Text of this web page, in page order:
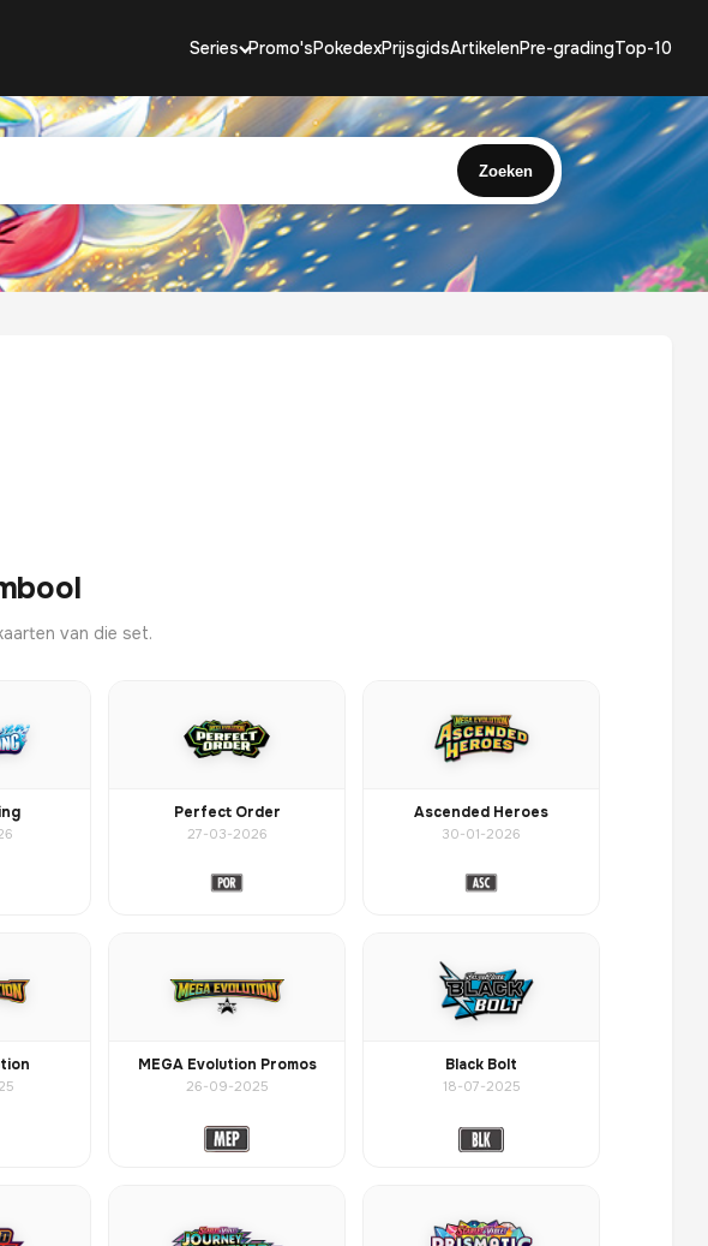
Series Promo'sPokedexPrijsgidsArtikelenPre-gradingTop-10
Zoeken
van die set.
Perfect Order
27-03-2026
Ascended Heroes
30-01-2026
MEGA Evolution Promos
26-09-2025
Black Bolt
18-07-2025